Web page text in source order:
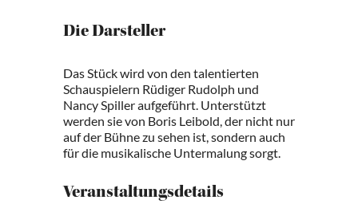
Die Darsteller
Das Stück wird von den talentierten
Schauspielern Rüdiger Rudolph und
Nancy Spiller aufgeführt. Unterstützt
werden sie von Boris Leibold, der nicht nur
auf der Bühne zu sehen ist, sondern auch
für die musikalische Untermalung sorgt.
Veranstaltungsdetails